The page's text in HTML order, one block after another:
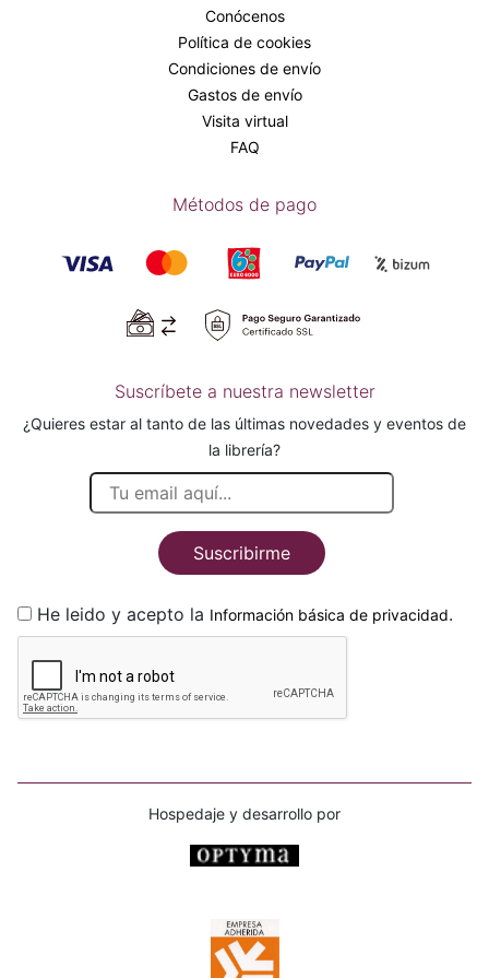
Conócenos
Política de cookies
Condiciones de envío
Gastos de envío
Visita virtual
FAQ
Métodos de pago
Suscríbete a nuestra newsletter
¿Quieres estar al tanto de las últimas novedades y eventos de
la librería?
Suscribirme
He leido y acepto la Información básica de privacidad.
Hospedaje y desarrollo por